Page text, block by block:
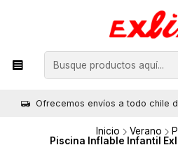
Ofrecemos envíos a todo chile
Inicio Verano
Piscina Inflable Infantil